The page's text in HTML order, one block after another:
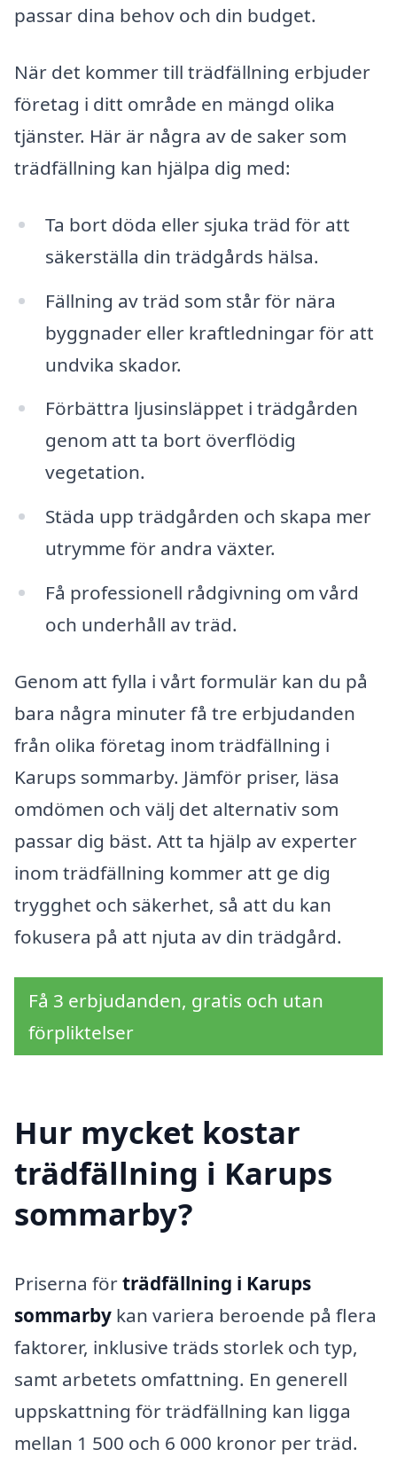
passar dina behov och din budget.
När det kommer till trädfällning erbjuder
företag i ditt område en mängd olika
tjänster. Här är några av de saker som
trädfällning kan hjälpa dig med:
Ta bort döda eller sjuka träd för att
säkerställa din trädgårds hälsa.
Fällning av träd som står för nära
byggnader eller kraftledningar för att
undvika skador.
Förbättra ljusinsläppet i trädgården
genom att ta bort överflödig
vegetation.
Städa upp trädgården och skapa mer
utrymme för andra växter.
Få professionell rådgivning om vård
och underhåll av träd.
Genom att fylla i vårt formulär kan du på
bara några minuter få tre erbjudanden
från olika företag inom trädfällning i
Karups sommarby. Jämför priser, läsa
omdömen och välj det alternativ som
passar dig bäst. Att ta hjälp av experter
inom trädfällning kommer att ge dig
trygghet och säkerhet, så att du kan
fokusera på att njuta av din trädgård.
Få 3 erbjudanden, gratis och utan
förpliktelser
Hur mycket kostar
trädfällning i Karups
sommarby?
Priserna förträdfällning i Karups
sommarby kan variera beroende på flera
faktorer, inklusive träds storlek och typ,
samt arbetets omfattning. En generell
uppskattning för trädfällning kan ligga
mellan 1 500 och 6 000 kronor per träd.